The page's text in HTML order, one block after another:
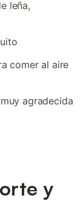
leña,
comer al aire
agradecida
y